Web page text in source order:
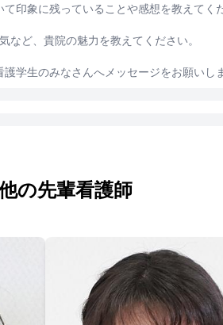
印象に残っていることや感想を教えてく
など、貴院の魅力を教えてください。
学生のみなさんへメッセージをお願いし
の先輩看護師